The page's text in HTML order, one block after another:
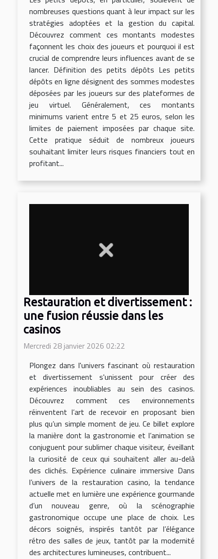
nombreuses questions quant à leur impact sur les
stratégies adoptées et la gestion du capital.
Découvrez comment ces montants modestes
façonnent les choix des joueurs et pourquoi il est
crucial de comprendre leurs influences avant de se
lancer. Définition des petits dépôts Les petits
dépôts en ligne désignent des sommes modestes
déposées par les joueurs sur des plateformes de
jeu virtuel. Généralement, ces montants
minimums varient entre 5 et 25 euros, selon les
limites de paiement imposées par chaque site.
Cette pratique séduit de nombreux joueurs
souhaitant limiter leurs risques financiers tout en
profitant...
Restauration et divertissement :
une fusion réussie dans les
casinos
Mercredi 28 janvier 2026 02:22
Plongez dans l'univers fascinant où restauration
et divertissement s'unissent pour créer des
expériences inoubliables au sein des casinos.
Découvrez comment ces environnements
réinventent l’art de recevoir en proposant bien
plus qu’un simple moment de jeu. Ce billet explore
la manière dont la gastronomie et l’animation se
conjuguent pour sublimer chaque visiteur, éveillant
la curiosité de ceux qui souhaitent aller au-delà
des clichés. Expérience culinaire immersive Dans
l’univers de la restauration casino, la tendance
actuelle met en lumière une expérience gourmande
d’un nouveau genre, où la scénographie
gastronomique occupe une place de choix. Les
décors soignés, inspirés tantôt par l’élégance
rétro des salles de jeux, tantôt par la modernité
des architectures lumineuses, contribuent...